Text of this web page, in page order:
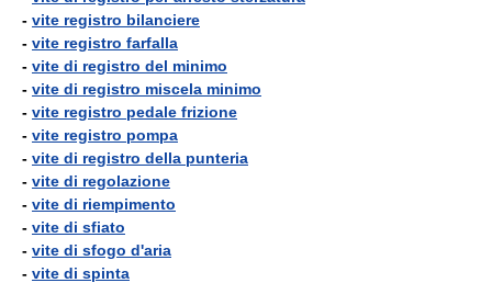
- vite registro bilanciere
- vite registro farfalla
- vite di registro del minimo
- vite di registro miscela minimo
- vite registro pedale frizione
- vite registro pompa
- vite di registro della punteria
- vite di regolazione
- vite di riempimento
- vite di sfiato
- vite di sfogo d'aria
- vite di spinta